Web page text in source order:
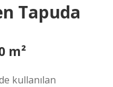
Tapuda
m²
kullanılan